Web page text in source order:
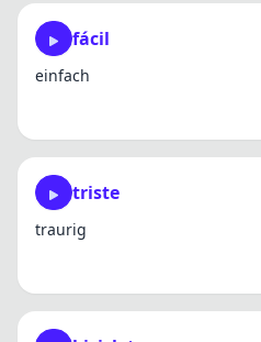
fácil
einfach
triste
traurig